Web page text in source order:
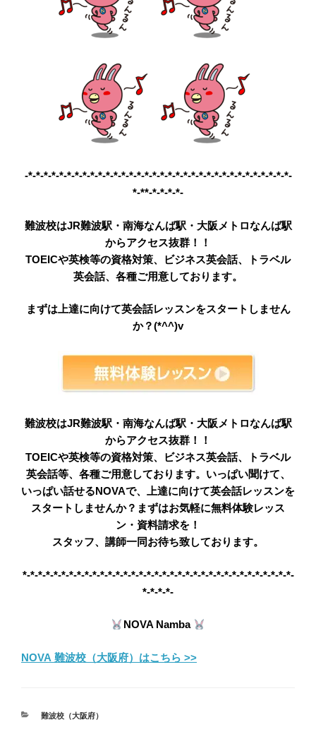
-*-*-*-*-*-*-*-*-*-*-*-*-*-*-*-*-*-*-*-*-*-*-*-*-*-*-*-*-*-*-*-*-*-*-
*-**-*-*-*-*-
難波校はJR難波駅・南海なんば駅・大阪メトロなんば駅
からアクセス抜群！！
TOEICや英検等の資格対策、ビジネス英会話、トラベル
英会話、各種ご用意しております。
まずは上達に向けて英会話レッスンをスタートしません
か？(*^^)v
難波校はJR難波駅・南海なんば駅・大阪メトロなんば駅
からアクセス抜群！！
TOEICや英検等の資格対策、ビジネス英会話、トラベル
英会話等、各種ご用意しております。いっぱい聞けて、
いっぱい話せるNOVAで、上達に向けて英会話レッスンを
スタートしませんか？まずはお気軽に無料体験レッス
ン・資料請求を！
スタッフ、講師一同お待ち致しております。
*-*-*-*-*-*-*-*-*-*-*-*-*-*-*-*-*-*-*-*-*-*-*-*-*-*-*-*-*-*-*-*-*-*-*-
*-*-*-*-
NOVA Namba
NOVA 難波校（大阪府）はこちら >>
カ
難波校（大阪府）